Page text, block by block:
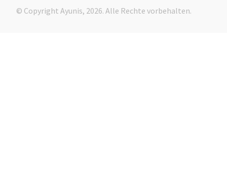
© Copyright Ayunis, 2026. Alle Rechte vorbehalten.